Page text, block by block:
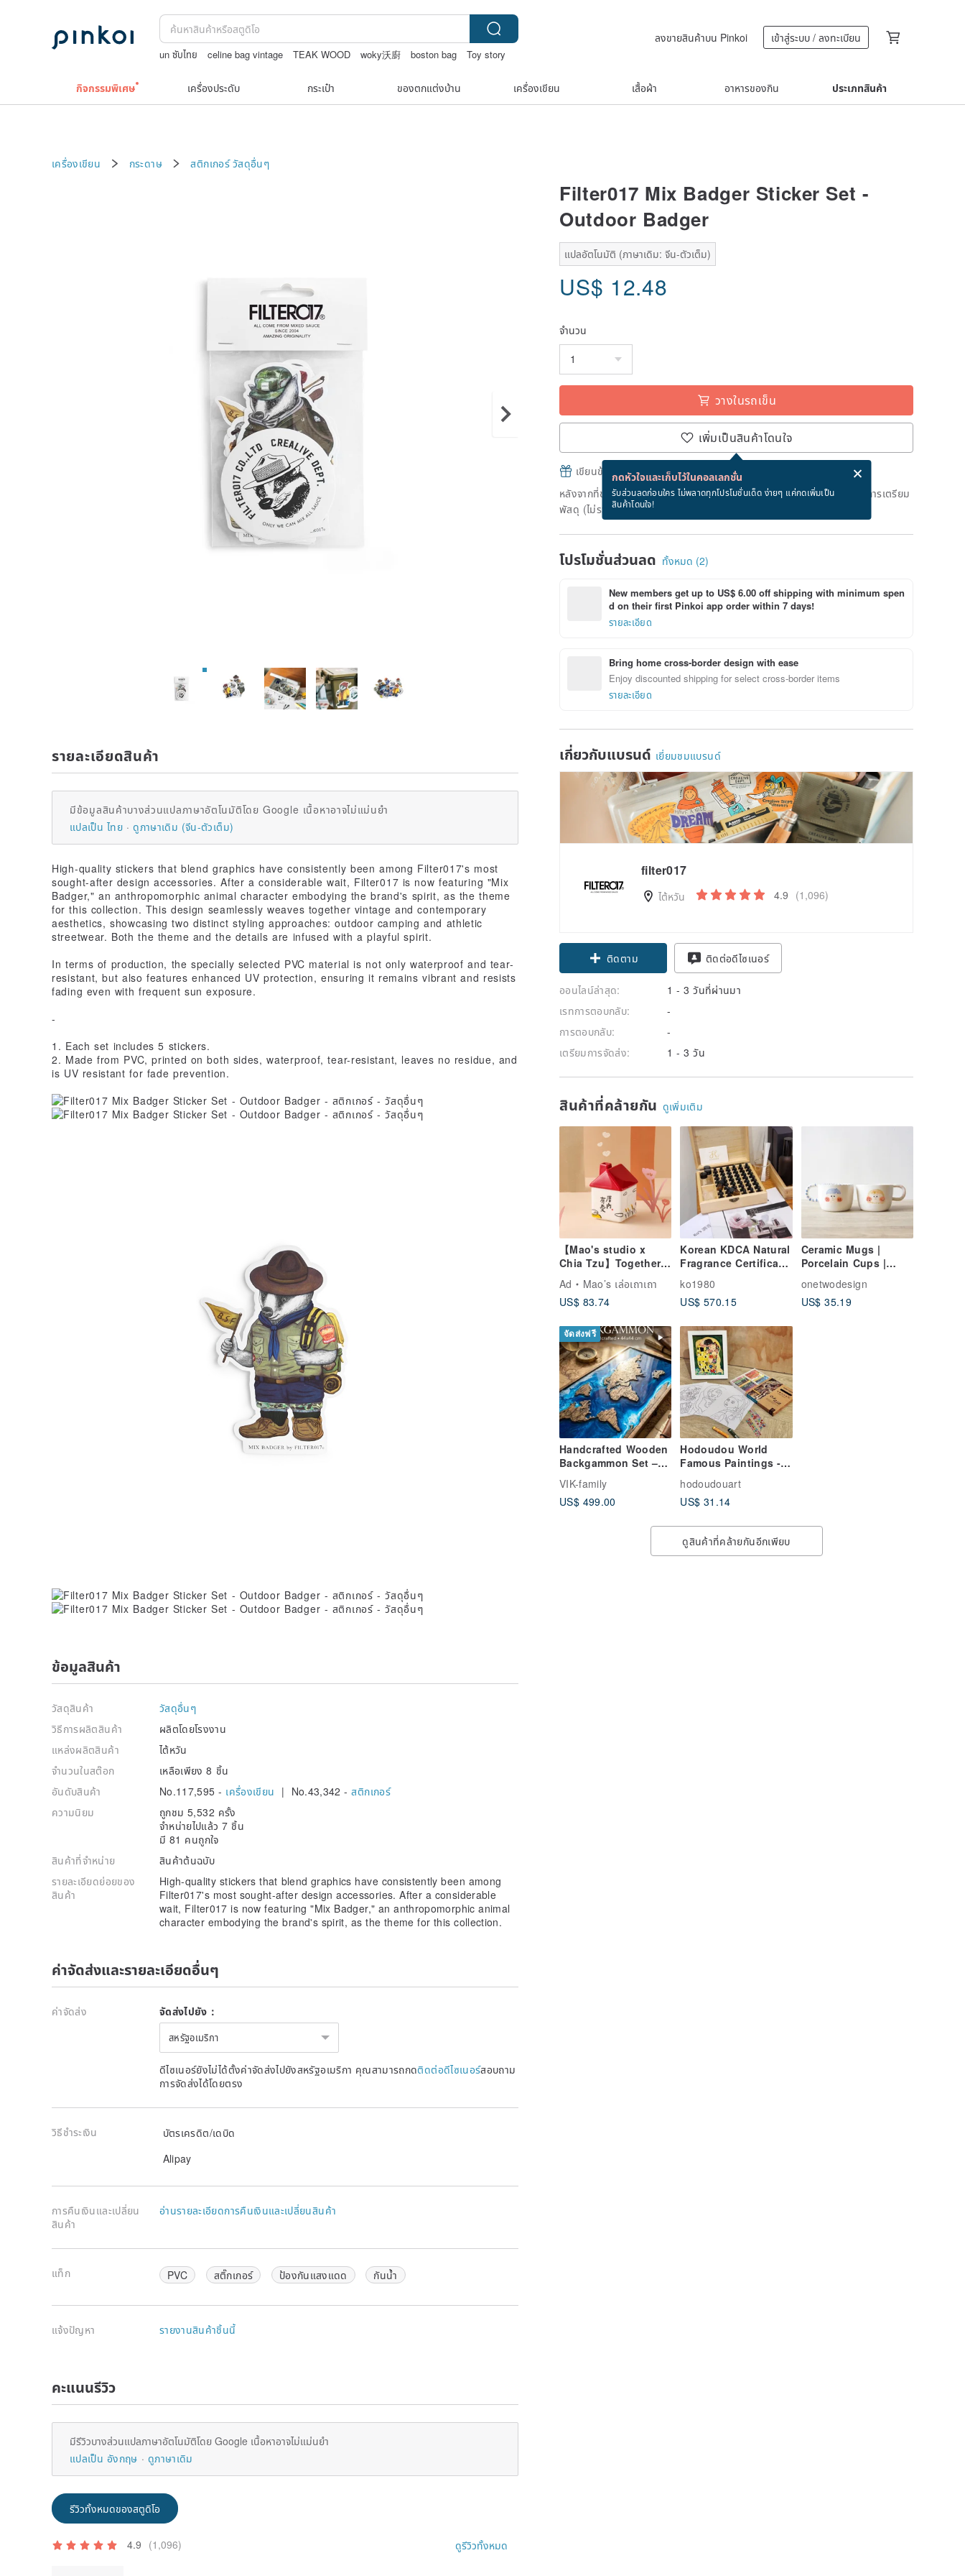
un ซับไทย celine bag vintage TEAK WOOD woky沃廚 boston bag
Toy story
ลงขายสินค้าบน Pinkoi เข้าสู่ระบบ / ลงทะเบียน
กิจกรรมพิเศษ เครื่องประดับ กระเป๋า ของตกแต่งบ้าน เครื่องเขียน เสื้อผ้า อาหารของกิน ประเภทสินค้า
เครื่องเขียน กระดาษ สติกเกอร์ วัสดุอื่นๆ
Filter017 Mix Badger Sticker Set -
Outdoor Badger
แปลอัตโนมัติ (ภาษาเดิม: จีน-ตัวเต็ม)
US$ 12.48
จำนวน
วางในรถเข็น
เพิ่มเป็นสินค้าโดนใจ
กดหัวใจและเก็บไว้ในคอลเลกชั่น
รับส่วนลดก่อนใคร ไม่พลาดทุกโปรโมชั่นเด็ด ง่ายๆ แค่กดเพิ่มเป็น
สินค้าโดนใจ!
เขียนข้อความและส่ง eCard ฟรีเมื่อซื้อสินค้า!
หลังจากที่ชำระเงินถึงวันที่จะจัดส่งสินค้า จะใช้เวลาประมาณ 1 วันทางการในการเตรียม
พัสดุ (ไม่รวมวันหยุด)
โปรโมชั่นส่วนลด ทั้งหมด (2)
New members get up to US$ 6.00 off shipping with minimum spen
d on their first Pinkoi app order within 7 days!
รายละเอียด
Bring home cross-border design with ease
Enjoy discounted shipping for select cross-border items
รายละเอียด
เกี่ยวกับแบรนด์ เยี่ยมชมแบรนด์
filter017
ไต้หวัน 4.9 (1,096)
ติดตาม ติดต่อดีไซเนอร์
ออนไลน์ล่าสุด:
1 - 3 วันที่ผ่านมา
เรทการตอบกลับ:
-
การตอบกลับ:
-
เตรียมการจัดส่ง:
1 - 3 วัน
สินค้าที่คล้ายกัน ดูเพิ่มเติม
【Mao's studio x
Chia Tzu】Together
at Home Single
House Gift Box Set
Ad
Mao’s เล่อเถาเถา
US$ 83.74
Korean KDCA Natural
Fragrance Certificate
Course
ko1980
US$ 570.15
Ceramic Mugs |
Porcelain Cups |
Blessing Cups |
Couple Mugs | 250ml
400ml
onetwodesign
US$ 35.19
จัดส่งฟรี
Handcrafted Wooden
Backgammon Set –
Luxury Gift gammon
44*44 cm Nardi
VIK-family
US$ 499.00
Hodoudou World
Famous Paintings -
hodoudouart
US$ 31.14
ดูสินค้าที่คล้ายกันอีกเพียบ
รายละเอียดสินค้า
มีข้อมูลสินค้าบางส่วนแปลภาษาอัตโนมัติโดย Google เนื้อหาอาจไม่แม่นยำ
แปลเป็น ไทย
ดูภาษาเดิม (จีน-ตัวเต็ม)
High-quality stickers that blend graphics have consistently been among Filter017's most
sought-after design accessories. After a considerable wait, Filter017 is now featuring "Mix
Badger," an anthropomorphic animal character embodying the brand's spirit, as the theme
for this collection. This design seamlessly weaves together vintage and contemporary
aesthetics, showcasing two distinct styling approaches: outdoor camping and athletic
streetwear. Both the theme and the details are infused with a playful spirit.
In terms of production, the specially selected PVC material is not only waterproof and tear-
resistant, but also features enhanced UV protection, ensuring it remains vibrant and resists
fading even with frequent sun exposure.
-
1. Each set includes 5 stickers.
2. Made from PVC, printed on both sides, waterproof, tear-resistant, leaves no residue, and
is UV resistant for fade prevention.
ข้อมูลสินค้า
วัสดุสินค้า
วัสดุอื่นๆ
วิธีการผลิตสินค้า
ผลิตโดยโรงงาน
แหล่งผลิตสินค้า
ไต้หวัน
จำนวนในสต๊อก
เหลือเพียง 8 ชิ้น
อันดับสินค้า
No.117,595 - เครื่องเขียน | No.43,342 -สติกเกอร์
ความนิยม
ถูกชม 5,532 ครั้ง
จำหน่ายไปแล้ว 7 ชิ้น
มี 81 คนถูกใจ
สินค้าที่จำหน่าย
สินค้าต้นฉบับ
รายละเอียดย่อยของ
สินค้า
High-quality stickers that blend graphics have consistently been among
Filter017's most sought-after design accessories. After a considerable
wait, Filter017 is now featuring "Mix Badger," an anthropomorphic animal
character embodying the brand's spirit, as the theme for this collection.
ค่าจัดส่งและรายละเอียดอื่นๆ
ค่าจัดส่ง จัดส่งไปยัง：
สหรัฐอเมริกา
ดีไซเนอร์ยังไม่ได้ตั้งค่าจัดส่งไปยังสหรัฐอเมริกา คุณสามารถกดติดต่อดีไซเนอร์สอบถาม
การจัดส่งได้โดยตรง
วิธีชำระเงิน
บัตรเครดิต/เดบิด
Alipay
การคืนเงินและเปลี่ยน
สินค้า
อ่านรายละเอียดการคืนเงินและเปลี่ยนสินค้า
แท็ก PVC สติ๊กเกอร์ ป้องกันแสงแดด กันน้ำ
แจ้งปัญหา รายงานสินค้าชิ้นนี้
คะแนนรีวิว
มีรีวิวบางส่วนแปลภาษาอัตโนมัติโดย Google เนื้อหาอาจไม่แม่นยำ
แปลเป็น อังกฤษ
ดูภาษาเดิม
รีวิวทั้งหมดของสตูดิโอ
4.9 (1,096) ดูรีวิวทั้งหมด